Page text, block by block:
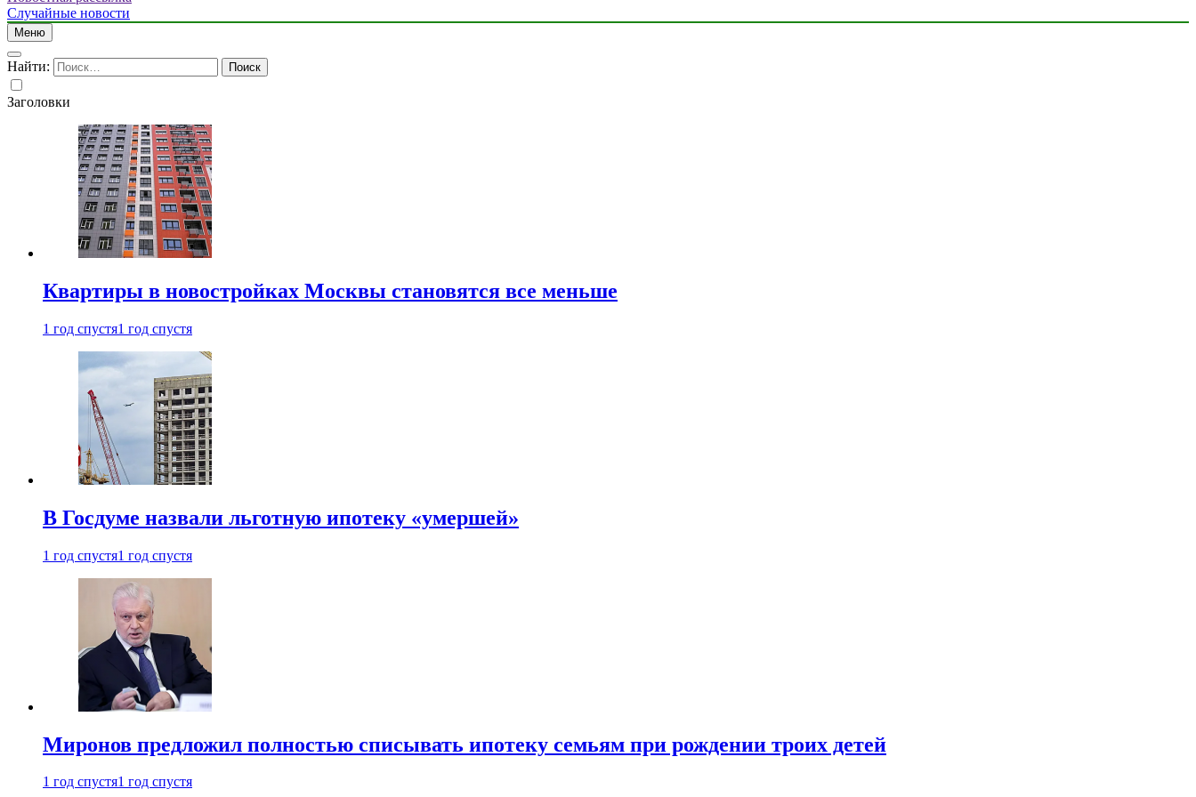
Случайные новости
Меню
Найти:
Заголовки
Квартиры в новостройках Москвы становятся все меньше
1 год спустя1 год спустя
В Госдуме назвали льготную ипотеку «умершей»
1 год спустя1 год спустя
Миронов предложил полностью списывать ипотеку семьям при рождении троих детей
1 год спустя1 год спустя